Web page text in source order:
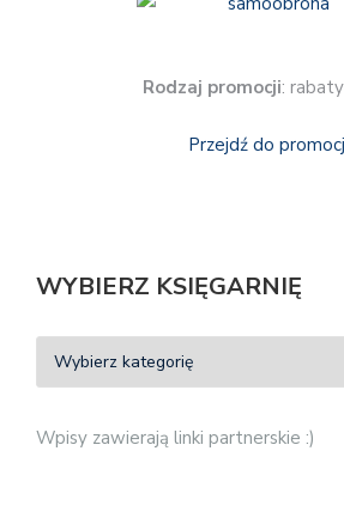
Rodzaj promocji:
Przejdź do
WYBIERZ KSIĘGARNIĘ
Wpisy zawierają linki partnerskie :)